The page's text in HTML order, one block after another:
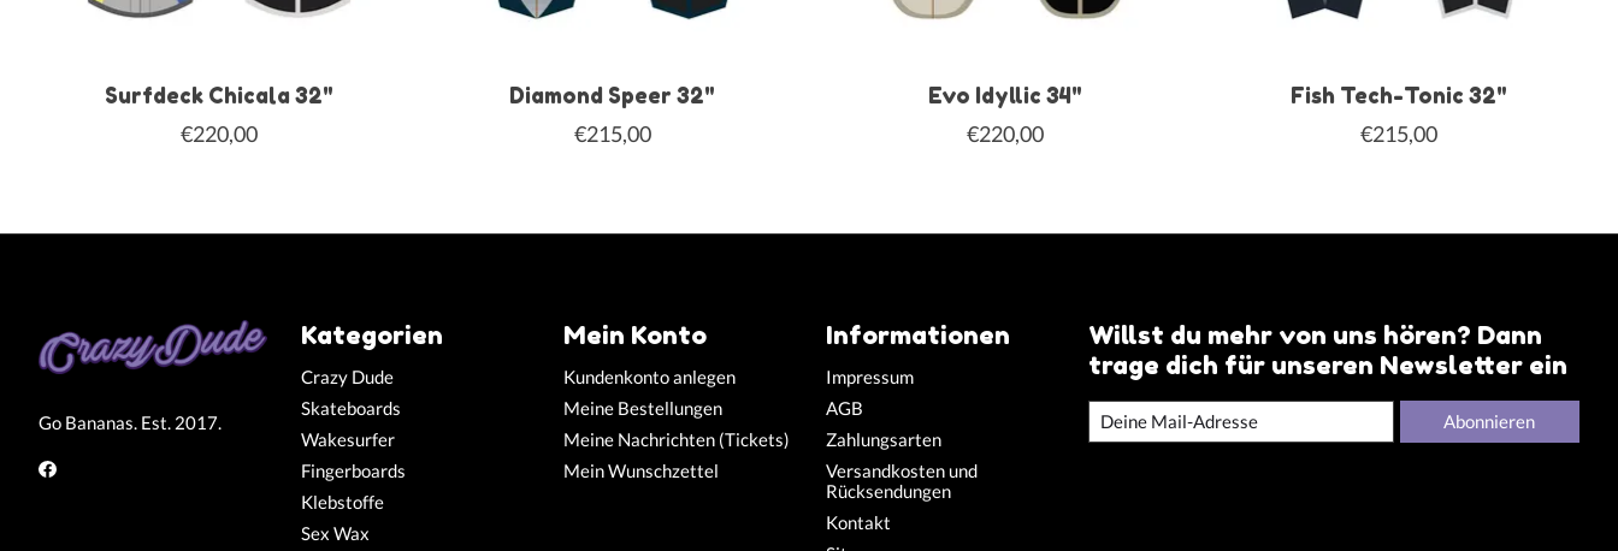
Surfdeck Chicala 32"
€220,00
Diamond Speer 32"
€215,00
Evo Idyllic 34"
€220,00
Fish Tech-Tonic 32"
€215,00
Go Bananas. Est. 2017.
Kategorien
Crazy Dude
Skateboards
Wakesurfer
Fingerboards
Klebstoffe
Sex Wax
Mein Konto
Kundenkonto anlegen
Meine Bestellungen
Meine Nachrichten (Tickets)
Mein Wunschzettel
Informationen
Impressum
AGB
Zahlungsarten
Versandkosten und
Rücksendungen
Kontakt
Willst du mehr von uns hören? Dann
trage dich für unseren Newsletter ein
Abonnieren